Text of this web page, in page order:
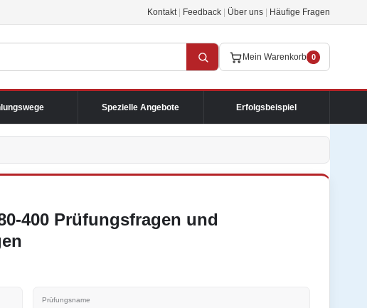
Kontakt Feedback Über uns Häufige Fragen
Mein Warenkorb 0
Spezielle Angebote Erfolgsbeispiel
400 Prüfungsfragen und
Prüfungsname